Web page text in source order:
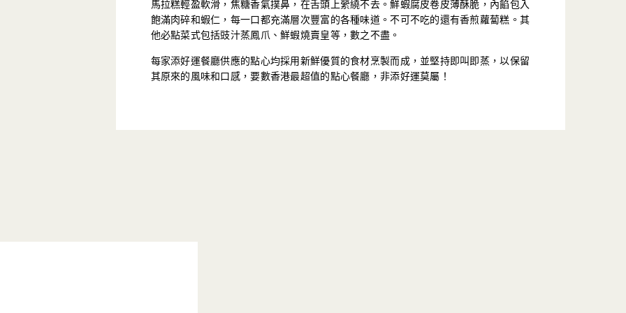
馬拉糕輕盈軟滑，焦糖香氣撲鼻，在舌頭上縈繞不去。鮮蝦腐皮卷皮薄酥脆，內餡包入
飽滿肉碎和蝦仁，每一口都充滿層次豐富的各種味道。不可不吃的還有香煎蘿蔔糕。其
他必點菜式包括豉汁蒸鳳爪、鮮蝦燒賣皇等，數之不盡。
每家添好運餐廳供應的點心均採用新鮮優質的食材烹製而成，並堅持即叫即蒸，以保留
其原來的風味和口感，要數香港最超值的點心餐廳，非添好運莫屬！